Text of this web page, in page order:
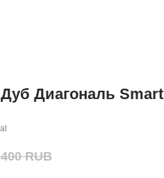
Диагональ Smart
RUB